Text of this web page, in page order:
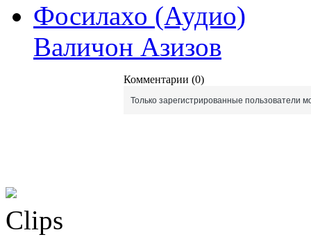
Фосилахо (Аудио)
Валичон Азизов
Комментарии (0)
Только зарегистрированные пользователи
Clips